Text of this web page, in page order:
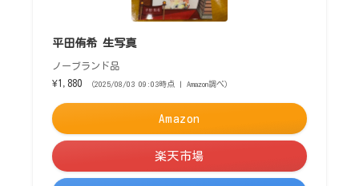
平田侑希 生写真
ノーブランド品
¥1,880
（2025/08/03 09:03時点 | Amazon調べ）
Amazon
楽天市場